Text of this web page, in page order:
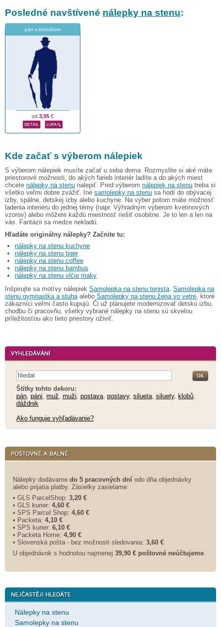
Posledné navštívené nálepky na stenu:
pán s klobúkom
od 3,95 €
Kde začať s výberom nálepiek
S výberom nálepiek musíte začať u seba doma. Rozmyslite si aké máte
priestorové možnosti, do akých farieb interiér ladíte a do akých miest
chcete nálepky na stenu nalepiť. Pred výberom nálepiek na stenu treba si
všetko veľmi dobre zvážiť. Iné samolepky na stenu sa hodí do obývacej
izby, spálne, detskej izby alebo kuchyne. Na výber potom máte možnosť
ladenia interiéru do jednej témy (napr. Výhradným výberom kvetinových
vzorov) alebo môžete každú miestnosť riešiť osobitne. Je to len a len na
vás. Fantázii sa medze nekladú.
Hľadáte originálny nálepky? Začnite tu:
nálepky na stenu kuchyne
nálepky na stenu tiger
nálepky na stenu coffee
nálepky na stenu bambus
nálepky na stenu vlčie maky
Inšpirujte sa motívy nálepiek Samolepka na stenu tenista Samolepka na
stenu gymnastka a stuha alebo Samolepky na stenu žena vo vetre , ktoré
zákazníci veľmi často kupujú. Či už plánujete modernizovať detskú izbu,
chodbu či pracovňu, všetky vybrané nálepky na stenu sú skvelou
príležitosťou ako tieto priestory oživiť.
Štítky tohto dekoru:
pán páni muž muži postava postavy, silueta siluety, klobů
dáždnik
Ako funguje vyhľadávanie?
Nálepky dodávame do 5 pracovných dní odo dňa objednávky
alebo prijatia platby. Zásielky zasielame:
• GLS ParcelShop: 3,20 €
• GLS kurier: 4,60 €
• SPS Parcel Shop: 4,60 €
• Packeta: 4,10 €
• SPS kurier: 6,10 €
• Packeta Home: 4,90 €
• Slovenská pošta - bez možnosti sledovania: 3,60 €
U objednávok s hodnotou najmenej 39,90 € poštovné neúčtujeme
Nálepky na stenu
Samolepky na stenu